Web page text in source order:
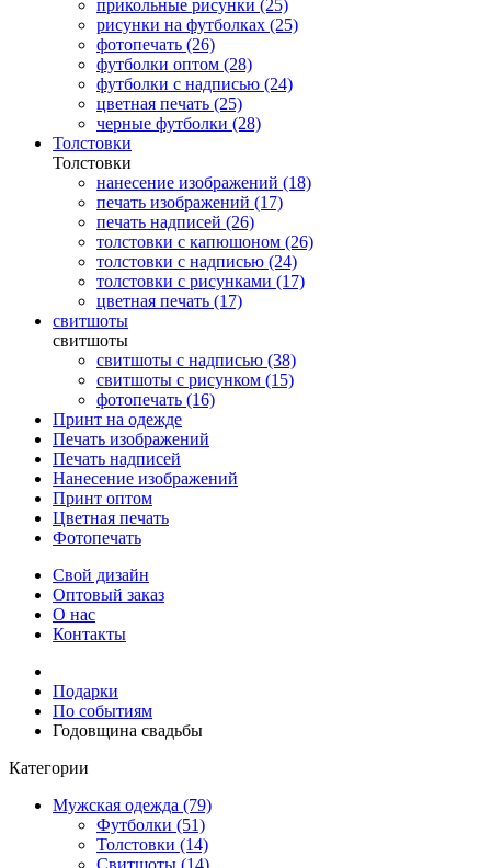
прикольные рисунки (25)
рисунки на футболках (25)
фотопечать (26)
футболки оптом (28)
футболки с надписью (24)
цветная печать (25)
черные футболки (28)
Толстовки
Толстовки
нанесение изображений (18)
печать изображений (17)
печать надписей (26)
толстовки с капюшоном (26)
толстовки с надписью (24)
толстовки с рисунками (17)
цветная печать (17)
свитшоты
свитшоты
свитшоты с надписью (38)
свитшоты с рисунком (15)
фотопечать (16)
Принт на одежде
Печать изображений
Печать надписей
Нанесение изображений
Принт оптом
Цветная печать
Фотопечать
Свой дизайн
Оптовый заказ
О нас
Контакты
Подарки
По событиям
Годовщина свадьбы
Категории
Мужская одежда (79)
Футболки (51)
Толстовки (14)
Свитшоты (14)